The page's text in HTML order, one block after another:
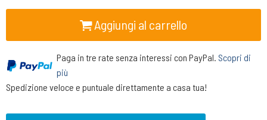
Aggiungi al carrello
Paga in tre rate senza interessi con PayPal. Scopri di
più
Spedizione veloce e puntuale direttamente a casa tua!